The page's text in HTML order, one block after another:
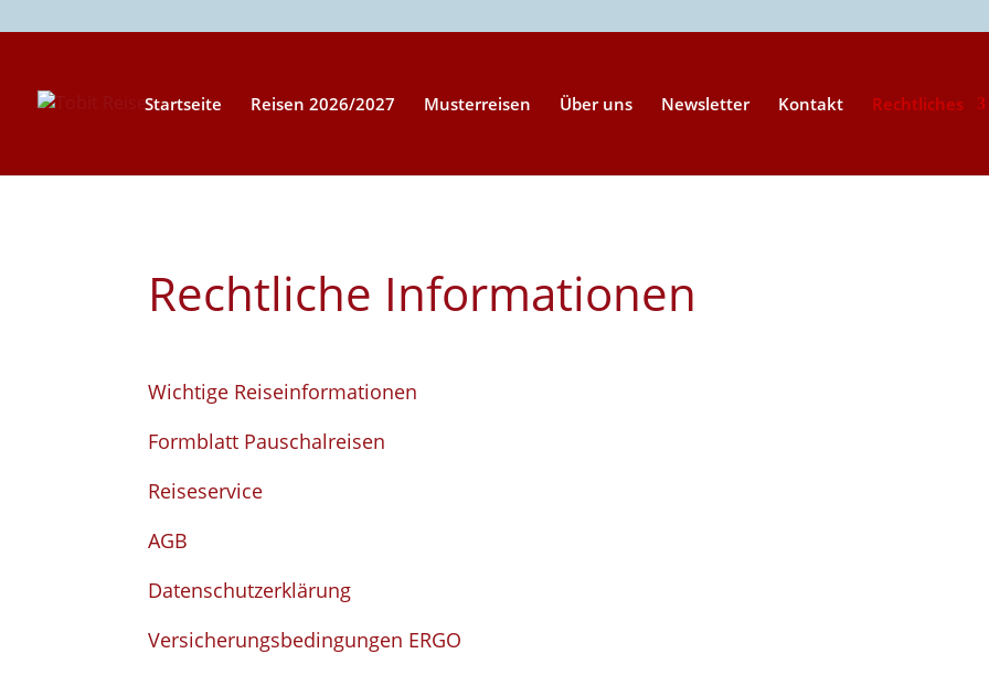
Startseite Reisen 2026/2027 Musterreisen Über uns Newsletter Kontakt Rechtliches
Rechtliche Informationen
Wichtige Reiseinformationen
Formblatt Pauschalreisen
Reiseservice
AGB
Datenschutzerklärung
Versicherungsbedingungen ERGO